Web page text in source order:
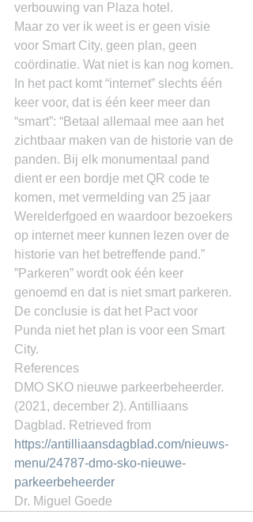
verbouwing van Plaza hotel.
Maar zo ver ik weet is er geen visie
voor Smart City, geen plan, geen
coördinatie. Wat niet is kan nog komen.
In het pact komt “internet” slechts één
keer voor, dat is één keer meer dan
“smart”: “Betaal allemaal mee aan het
zichtbaar maken van de historie van de
panden. Bij elk monumentaal pand
dient er een bordje met QR code te
komen, met vermelding van 25 jaar
Werelderfgoed en waardoor bezoekers
op internet meer kunnen lezen over de
historie van het betreffende pand.”
”Parkeren” wordt ook één keer
genoemd en dat is niet smart parkeren.
De conclusie is dat het Pact voor
Punda niet het plan is voor een Smart
City.
References
DMO SKO nieuwe parkeerbeheerder.
(2021, december 2). Antilliaans
Dagblad. Retrieved from
https://antilliaansdagblad.com/nieuws-
menu/24787-dmo-sko-nieuwe-
parkeerbeheerder
Dr. Miguel Goede